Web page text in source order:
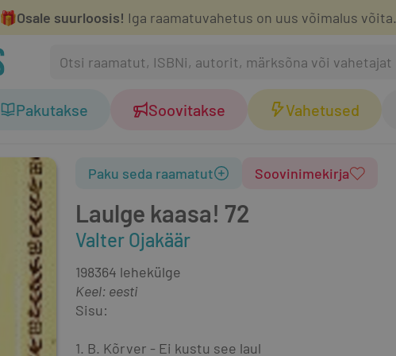
🎁Osale suurloosis! Iga raamatuvahetus on uus võimalus võita.
Pakutakse Soovitakse Vahetused
Laulge kaasa! 72
Valter Ojakäär
Paku seda raamatut Soovinimekirja
198364 lehekülge
Keel: eesti
Sisu:
1. B. Kõrver - Ei kustu see laul